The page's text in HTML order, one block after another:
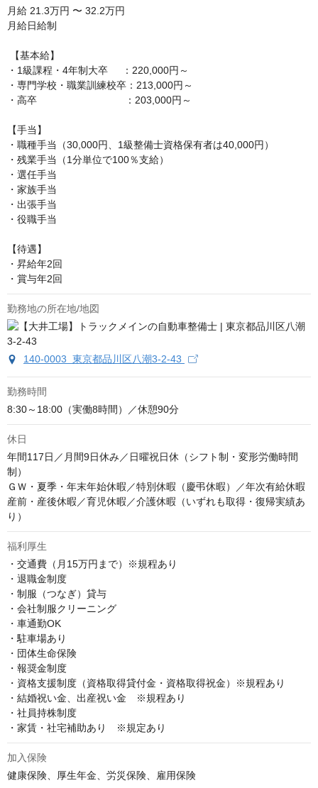
月給 21.3万円 〜 32.2万円
月給日給制
・1級課程・4年制大卒     ：220,000円～
・専門学校・職業訓練校卒：213,000円～
・高卒　　　　　　　　   ：203,000円～
【手当】
・職種手当（30,000円、1級整備士資格保有者は40,000円）
・残業手当（1分単位で100％支給）
・選任手当
・家族手当
・出張手当
・役職手当
【待遇】
・昇給年2回
・賞与年2回
勤務地の所在地/地図
140-0003 東京都品川区八潮3-2-43
勤務時間
8:30～18:00（実働8時間）／休憩90分
休日
年間117日／月間9日休み／日曜祝日休（シフト制・変形労働時間
制）
ＧＷ・夏季・年末年始休暇／特別休暇（慶弔休暇）／年次有給休暇
産前・産後休暇／育児休暇／介護休暇（いずれも取得・復帰実績あ
り）
福利厚生
・交通費（月15万円まで）※規程あり
・退職金制度
・制服（つなぎ）貸与
・会社制服クリーニング
・車通勤OK
・駐車場あり
・団体生命保険
・報奨金制度
・資格支援制度（資格取得貸付金・資格取得祝金）※規程あり
・結婚祝い金、出産祝い金　※規程あり
・社員持株制度
・家賃・社宅補助あり　※規定あり
加入保険
健康保険、厚生年金、労災保険、雇用保険